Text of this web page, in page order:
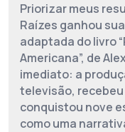
Priorizar meus
Raízes ganhou
adaptada do livro
Americana”, de
imediato: a
televisão, recebeu
conquistou nove
como uma